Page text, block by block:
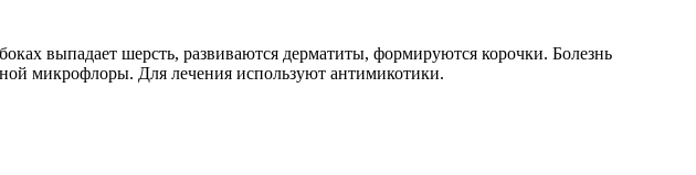
выпадает шерсть, развиваются дерматиты, формируются корочки. Болезнь
микрофлоры. Для лечения используют антимикотики.